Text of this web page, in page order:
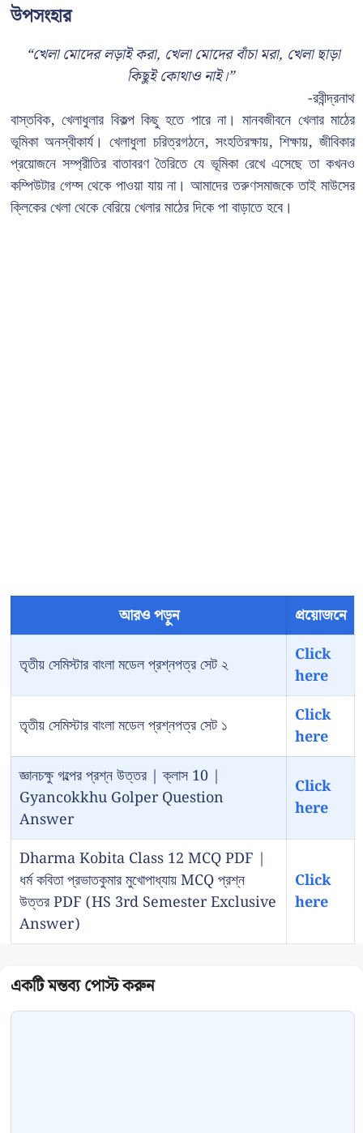
উপসংহার
“খেলা মোদের লড়াই করা, খেলা মোদের বাঁচা মরা, খেলা ছাড়া
কিছুই কোথাও নাই।”
-রবীন্দ্রনাথ
বাস্তবিক, খেলাধুলার বিকল্প কিছু হতে পারে না। মানবজীবনে খেলার মাঠের
ভূমিকা অনস্বীকার্য। খেলাধুলা চরিত্রগঠনে, সংহতিরক্ষায়, শিক্ষায়, জীবিকার
প্রয়োজনে সম্প্রীতির বাতাবরণ তৈরিতে যে ভূমিকা রেখে এসেছে তা কখনও
কম্পিউটার গেম্স থেকে পাওয়া যায় না। আমাদের তরুণসমাজকে তাই মাউসের
ক্লিকের খেলা থেকে বেরিয়ে খেলার মাঠের দিকে পা বাড়াতে হবে।
আরও পড়ুন প্রয়োজনে
তৃতীয় সেমিস্টার বাংলা মডেল প্রশ্নপত্র সেট ২
Click
here
তৃতীয় সেমিস্টার বাংলা মডেল প্রশ্নপত্র সেট ১
Click
here
জ্ঞানচক্ষু গল্পের প্রশ্ন উত্তর | ক্লাস 10 |
Gyancokkhu Golper Question
Answer
Click
here
Dharma Kobita Class 12 MCQ PDF |
ধর্ম কবিতা প্রভাতকুমার মুখোপাধ্যায় MCQ প্রশ্ন
উত্তর PDF (HS 3rd Semester Exclusive
Answer)
Click
here
Comment